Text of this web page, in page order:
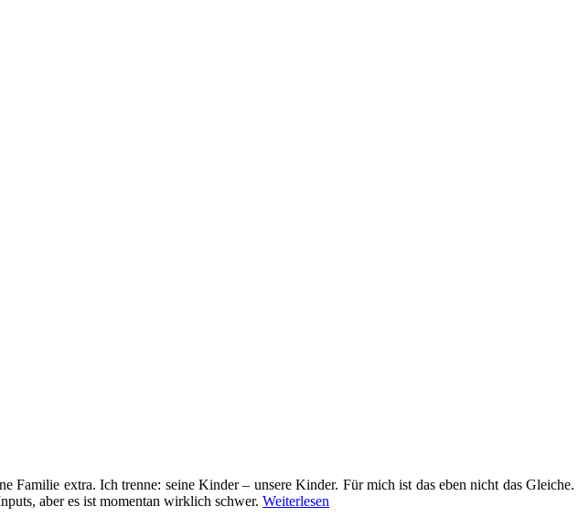
Familie extra. Ich trenne: seine Kinder – unsere Kinder. Für mich ist das eben nicht das Gleiche.
aber es ist momentan wirklich schwer. Weiterlesen